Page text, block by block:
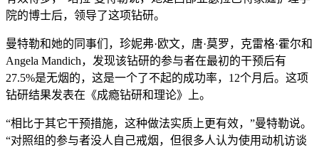
院的博士后，领导了这项钻研。
曼特勒和她的同事们，珍妮弗·欧文，唐·莫罗，克雷格·霍尔和
Angela Mandich，发现该钻研的参与者在最初的干预后有
27.5%是无烟的，这是一个了不起的成功率，12个月后。这项
钻研结果发表在《成瘾钻研和理论》上。
“相比于其它干预措施，这种做法实质上更有效，”曼特勒说。
“对照组的参与者没人自己戒烟，但很多人认为使用动机访谈